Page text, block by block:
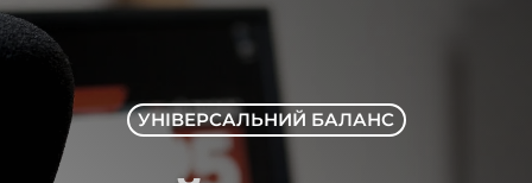
УНІВЕРСАЛЬНИЙ БАЛАНС